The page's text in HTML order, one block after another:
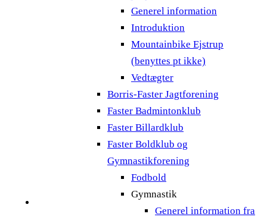
Generel information
Introduktion
Mountainbike Ejstrup
(benyttes pt ikke)
Vedtægter
Borris-Faster Jagtforening
Faster Badmintonklub
Faster Billardklub
Faster Boldklub og
Gymnastikforening
Fodbold
Gymnastik
Generel information fra